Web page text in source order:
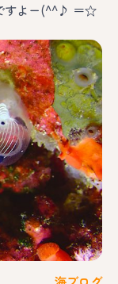
すよー(^^♪ ＝☆